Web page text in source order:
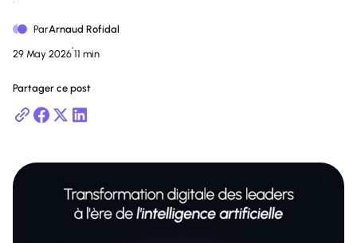
ParArnaud Rofidal
29 May 2026
•
11 min
Partager ce post